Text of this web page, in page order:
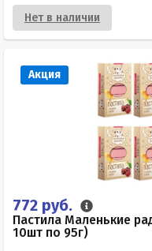
Нет в наличии
Акция
772 руб.
Пастила Маленькие
10шт по 95г)